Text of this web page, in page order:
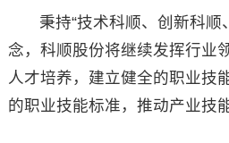
秉持“技术科顺、创新科顺
念，科顺股份将继续发挥行业
人才培养，建立健全的职业技
的职业技能标准，推动产业技